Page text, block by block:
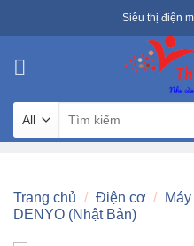
to
Siêu thị điện
kiếm:
Trang chủ / Điện cơ /
DENYO (Nhật Bản)